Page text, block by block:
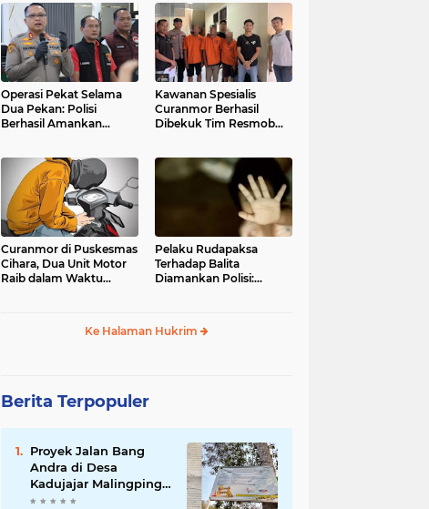
Operasi Pekat Selama
Dua Pekan: Polisi
Berhasil Amankan
Kawanan Spesialis
Curanmor Berhasil
Dibekuk Tim Resmob
Curanmor di Puskesmas
Cihara, Dua Unit Motor
Raib dalam Waktu
Pelaku Rudapaksa
Terhadap Balita
Diamankan Polisi:
Ke Halaman Hukrim
Berita Terpopuler
Proyek Jalan Bang
Andra di Desa
Kadujajar Malingping
Diduga Asal-asalan